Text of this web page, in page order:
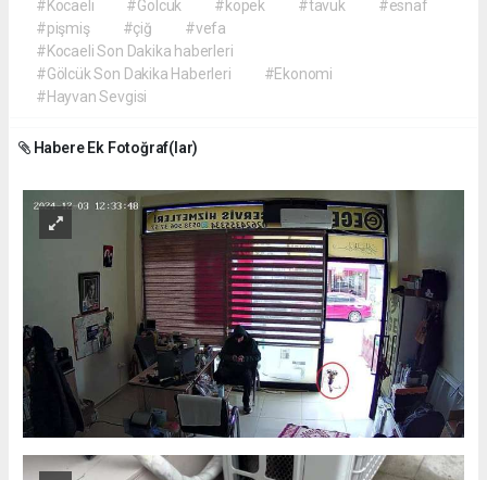
#Kocaeli #Gölcük #köpek #tavuk
#esnaf
#pişmiş
#çiğ
#vefa
#Kocaeli Son Dakika haberleri
#Gölcük Son Dakika Haberleri
#Ekonomi
#Hayvan Sevgisi
Habere Ek Fotoğraf(lar)